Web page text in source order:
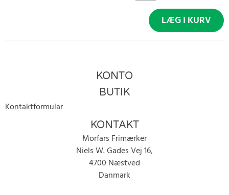
LÆG I KURV
KONTO
BUTIK
Kontaktformular
KONTAKT
Morfars Frimærker
Niels W. Gades Vej 16,
4700 Næstved
Danmark